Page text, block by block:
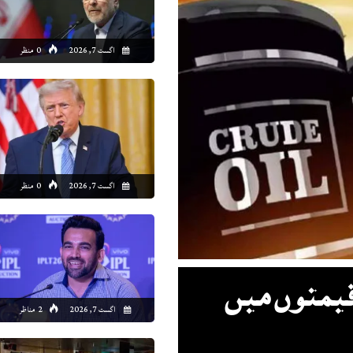
اگست 7, 2026 0 منظر
اگست 7, 2026 0 منظر
اگست 7, 2026 2 مناظر
میں
12:00 13:00 14:00
44°C 43°C
17:00
43°C